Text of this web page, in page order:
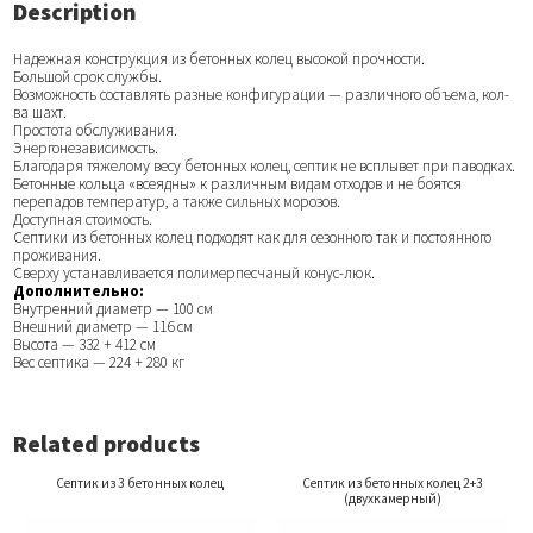
Description
Надежная конструкция из бетонных колец высокой прочности.
Большой срок службы.
Возможность составлять разные конфигурации — различного объема, кол-
ва шахт.
Простота обслуживания.
Энергонезависимость.
Благодаря тяжелому весу бетонных колец, септик не всплывет при паводках.
Бетонные кольца «всеядны» к различным видам отходов и не боятся
перепадов температур, а также сильных морозов.
Доступная стоимость.
Септики из бетонных колец подходят как для сезонного так и постоянного
проживания.
Сверху устанавливается полимерпесчаный конус-люк.
Дополнительно:
Внутренний диаметр — 100 см
Внешний диаметр — 116 см
Высота — 332 + 412 см
Вес септика — 224 + 280 кг
Related products
Септик из 3 бетонных колец
Септик из бетонных колец 2+3
(двухкамерный)